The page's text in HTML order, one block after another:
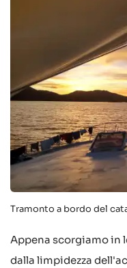
Tramonto a bordo del
Appena scorgiamo in
dalla limpidezza